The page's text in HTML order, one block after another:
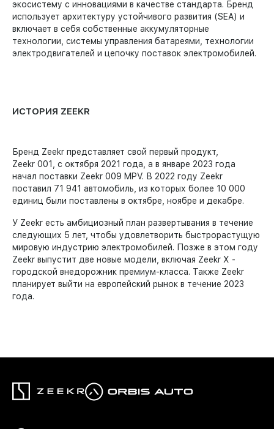
экосистему с инновациями в качестве стандарта. Бренд
использует архитектуру устойчивого развития (SEA) и
включает в себя собственные аккумуляторные
технологии, системы управления батареями, технологии
электродвигателей и цепочку поставок электромобилей.
ИСТОРИЯ ZEEKR
Бренд Zeekr представляет свой первый продукт,
Zeekr 001, с октября 2021 года, а в январе 2023 года
начал поставки Zeekr 009 MPV. В 2022 году Zeekr
поставил 71 941 автомобиль, из которых более 10 000
единиц были поставлены в октябре, ноябре и декабре.
У Zeekr есть амбициозный план развертывания в течение
следующих 5 лет, чтобы удовлетворить быстрорастущую
мировую индустрию электромобилей. Позже в этом году
Zeekr выпустит две новые модели, включая Zeekr X -
городской внедорожник премиум-класса. Также Zeekr
планирует выйти на европейский рынок в течение 2023
года.